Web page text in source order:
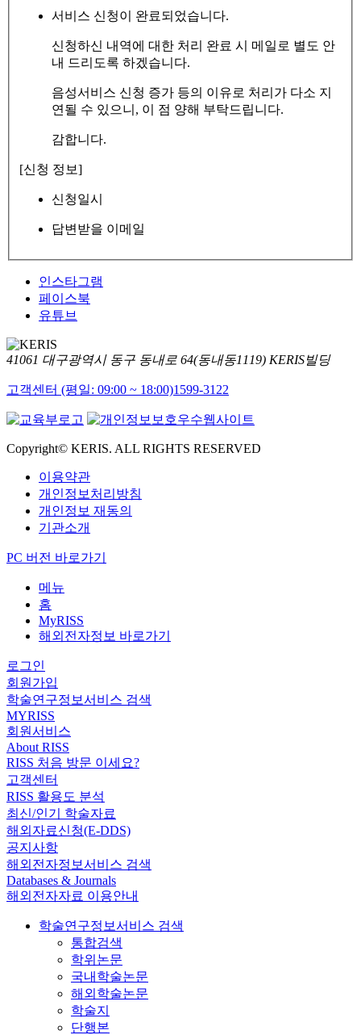
서비스 신청이 완료되었습니다.
신청하신 내역에 대한 처리 완료 시 메일로 별도 안
내 드리도록 하겠습니다.
음성서비스 신청 증가 등의 이유로 처리가 다소 지
연될 수 있으니, 이 점 양해 부탁드립니다.
감합니다.
[신청 정보]
신청일시
답변받을 이메일
인스타그램
페이스북
유튜브
41061 대구광역시 동구 동내로 64(동내동1119) KERIS빌딩
고객센터 (평일: 09:00 ~ 18:00)1599-3122
Copyright© KERIS. ALL RIGHTS RESERVED
이용약관
개인정보처리방침
개인정보 재동의
기관소개
PC 버전 바로가기
메뉴
홈
MyRISS
해외전자정보 바로가기
로그인
회원가입
학술연구정보서비스 검색
MYRISS
회원서비스
About RISS
RISS 처음 방문 이세요?
고객센터
RISS 활용도 분석
최신/인기 학술자료
해외자료신청(E-DDS)
공지사항
해외전자정보서비스 검색
Databases & Journals
해외전자자료 이용안내
학술연구정보서비스 검색
통합검색
학위논문
국내학술논문
해외학술논문
학술지
단행본